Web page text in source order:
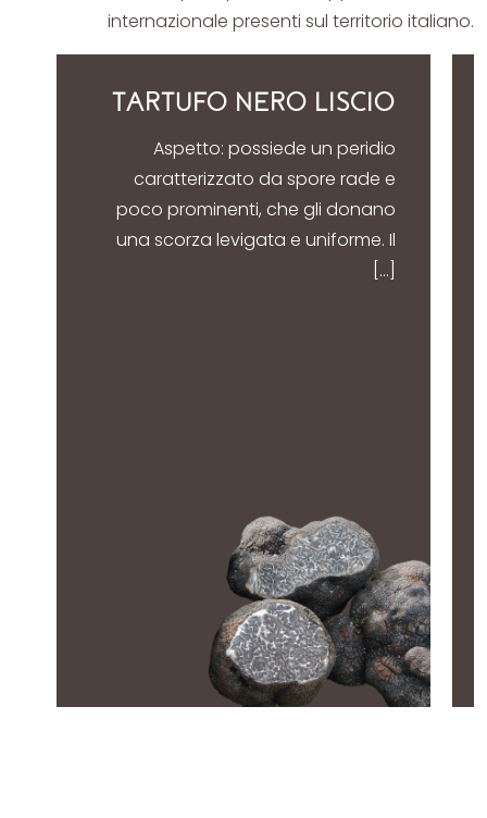
internazionale presenti sul territorio italiano.
TARTUFO NERO LISCIO
Aspetto: possiede un peridio
caratterizzato da spore rade e
poco prominenti, che gli donano
una scorza levigata e uniforme. Il
[…]